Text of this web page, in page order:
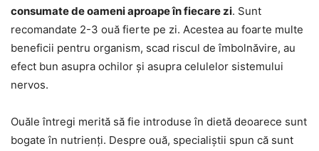
consumate de oameni aproape în fiecare zi. Sunt
recomandate 2-3 ouă fierte pe zi. Acestea au foarte multe
beneficii pentru organism, scad riscul de îmbolnăvire, au
efect bun asupra ochilor și asupra celulelor sistemului
nervos.
Ouăle întregi merită să fie introduse în dietă deoarece sunt
bogate în nutrienți. Despre ouă, specialiștii spun că sunt